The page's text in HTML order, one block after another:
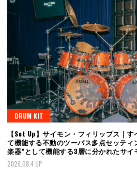
DRUM KIT
【Set Up】サイモン・フィリップス｜す
て機能する不動のツーバス多点セッティ
楽器”として機能する3層に分かれたサイ
2026.08.4 UP